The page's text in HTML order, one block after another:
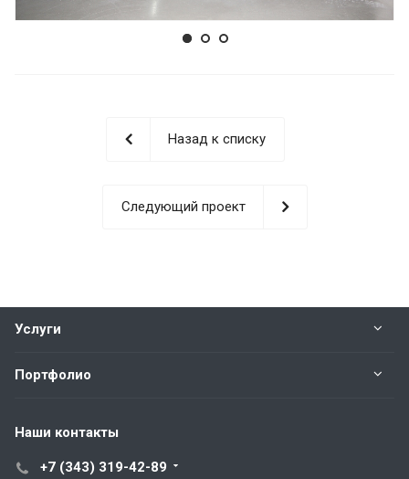
Назад к списку
Следующий проект
Услуги
Портфолио
Наши контакты
+7 (343) 319-42-89